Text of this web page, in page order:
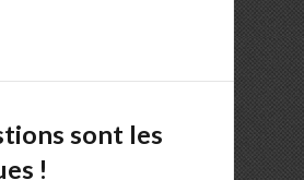
sont les
!